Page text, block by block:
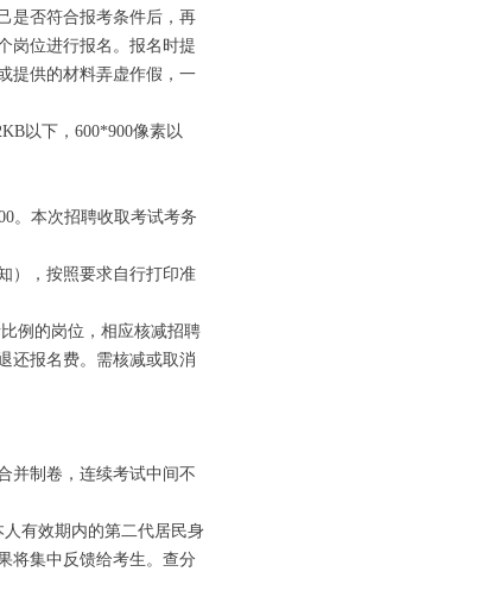
否符合报考条件后，再
岗位进行报名。报名时提
提供的材料弄虚作假，一
以下，600*900像素以
。本次招聘收取考试考务
），按照要求自行打印准
例的岗位，相应核减招聘
还报名费。需核减或取消
并制卷，连续考试中间不
有效期内的第二代居民身
将集中反馈给考生。查分